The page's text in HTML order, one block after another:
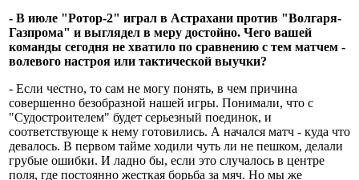
- В июле "Ротор-2" играл в Астрахани против "Волгаря-
Газпрома" и выглядел в меру достойно. Чего вашей
команды сегодня не хватило по сравнению с тем матчем -
волевого настроя или тактической выучки?
- Если честно, то сам не могу понять, в чем причина
совершенно безобразной нашей игры. Понимали, что с
"Судостроителем" будет серьезный поединок, и
соответствующе к нему готовились. А начался матч - куда что
девалось. В первом тайме ходили чуть ли не пешком, делали
грубые ошибки. И ладно бы, если это случалось в центре
поля, где постоянно жесткая борьба за мяч. Но мы же